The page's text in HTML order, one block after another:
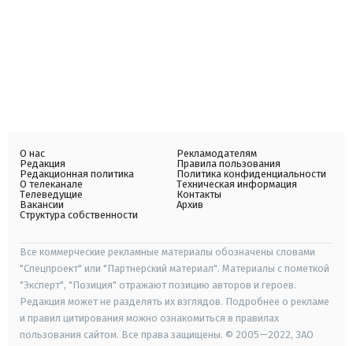
О нас
Редакция
Редакционная политика
О телеканале
Телеведущие
Вакансии
Структура собственности
Рекламодателям
Правила пользования
Политика конфиденциальности
Техническая информация
Контакты
Архив
Все коммерческие рекламные материалы обозначены словами
"Спецпроект" или "Партнерский материал". Материалы с пометкой
"Эксперт", "Позиция" отражают позицию авторов и героев.
Редакция может не разделять их взглядов. Подробнее о рекламе
и правил цитирования можно ознакомиться в правилах
пользования сайтом. Все права защищены. © 2005—2022, ЗАО